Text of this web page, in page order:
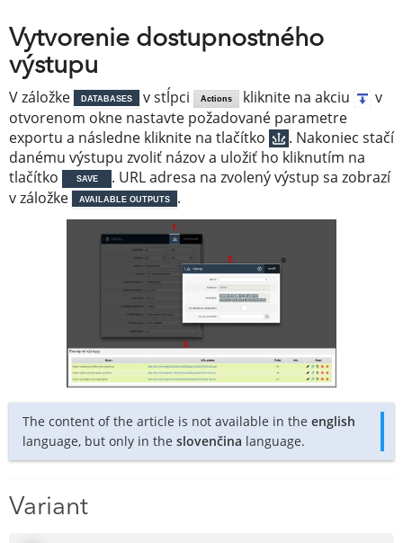
Vytvorenie dostupnostného
výstupu
V záložke DATABASES v stĺpci Actions kliknite na akciu
v
otvorenom okne nastavte požadované parametre
exportu a následne kliknite na tlačítko
. Nakoniec stačí
danému výstupu zvoliť názov a uložiť ho kliknutím na
tlačítko
SAVE
. URL adresa na zvolený výstup sa zobrazí
v záložke
AVAILABLE OUTPUTS .
The content of the article is not available in the english
language, but only in the slovenčina language.
Variant